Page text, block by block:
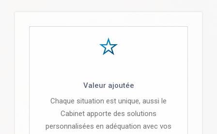
Valeur ajoutée
Chaque situation est unique, aussi le
Cabinet apporte des solutions
personnalisées en adéquation avec vos